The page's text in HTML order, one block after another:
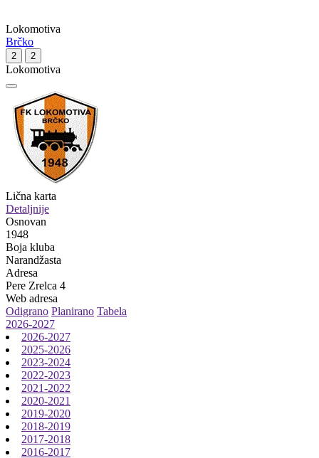
Lokomotiva
Brčko
2 2
Lokomotiva
Lična karta
Detaljnije
Osnovan
1948
Boja kluba
Narandžasta
Adresa
Pere Zrelca 4
Web adresa
Odigrano Planirano Tabela
2026-2027
2026-2027
2025-2026
2023-2024
2022-2023
2021-2022
2020-2021
2019-2020
2018-2019
2017-2018
2016-2017